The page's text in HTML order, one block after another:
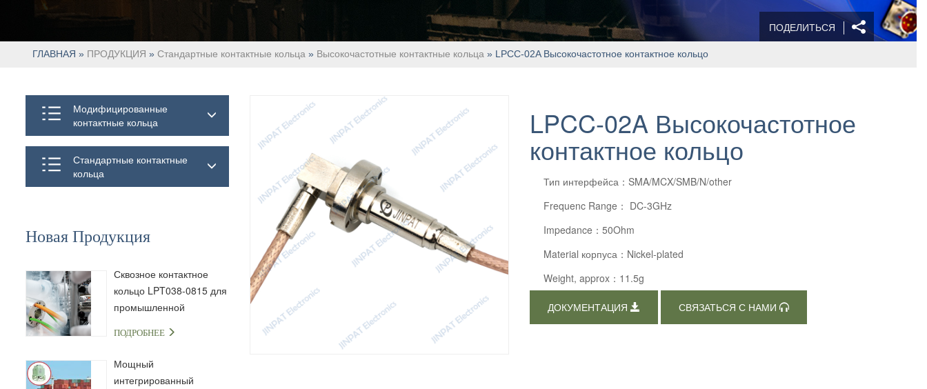
ГЛАВНАЯ » ПРОДУКЦИЯ » Стандартные контактные кольца » Высокочастотные контактные кольца » LPCC-02A Высокочастотное контактное кольцо
ПОДЕЛИТЬСЯ
Модифицированные
контактные кольца
Стандартные контактные
кольца
Новая Продукция
Сквозное контактное
кольцо LPT038-0815 для
промышленной
передачи сигналов
ПОДРОБНЕЕ
Мощный
интегрированный
LPCC-02A Высокочастотное
контактное кольцо
Тип интерфейса：SMA/MCX/SMB/N/other
Frequenc Range： DC-3GHz
Impedance：50Ohm
Material корпуса：Nickel-plated
Weight, approx：11.5g
ДОКУМЕНТАЦИЯ СВЯЗАТЬСЯ С НАМИ